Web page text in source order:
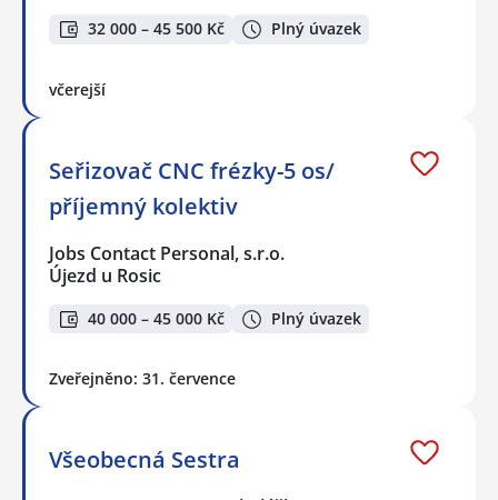
32 000 – 45 500 Kč Plný úvazek
včerejší
Seřizovač CNC frézky-5 os/
příjemný kolektiv
Jobs Contact Personal, s.r.o.
Újezd u Rosic
40 000 – 45 000 Kč Plný úvazek
Zveřejněno: 31. července
Všeobecná Sestra